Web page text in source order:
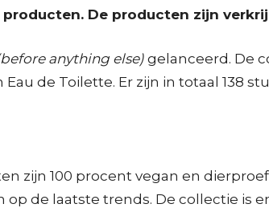
De producten zijn
anything else) gelanceerd. De
de Toilette. Er zijn in totaal 138
zijn 100 procent vegan en
de laatste trends. De collectie is